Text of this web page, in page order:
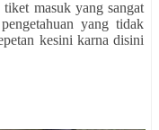
masuk yang sangat
yang tidak
kesini karna disini